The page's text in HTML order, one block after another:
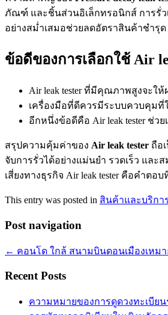
ภัณฑ์ และชิ้นส่วนอิเล็กทรอนิกส์ การรั่วเ
อย่างสม่ำเสมอช่วยลดอัตราสินค้าชำรุ
ข้อดีของการเลือกใช้ Air
Air leak tester ที่มีคุณภาพสูงจะใ
เครื่องมือที่ดีควรมีระบบควบคุมที่
อีกหนึ่งข้อดีคือ Air leak tester ช่
สรุปความคุ้มค่าของ Air leak tester ถือ
จับการรั่วได้อย่างแม่นยำ รวดเร็ว แล
เสี่ยงทางธุรกิจ Air leak tester คือคำต
This entry was posted in สินค้าและบริกา
Post navigation
← คอนโด ใกล้ สนามบินดอนเมืองเหม
Recent Posts
ความหมายของการดูดวงทะเบียน